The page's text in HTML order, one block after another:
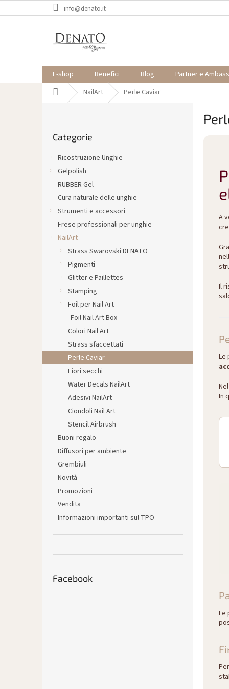
al
info@denato.it
E-shop Benefici Blog Partner e
Casa NailArt Perle Caviar
le
Categorie
Ricostruzione Unghie
Gelpolish
RUBBER Gel
Cura naturale delle unghie
Strumenti e accessori
Frese professionali per unghie
NailArt
Strass Swarovski DENATO
Pigmenti
Glitter e Paillettes
Stamping
Foil per Nail Art
Foil Nail Art Box
Colori Nail Art
Strass sfaccettati
Perle Caviar
Fiori secchi
Water Decals NailArt
Adesivi NailArt
Ciondoli Nail Art
Stencil Airbrush
Buoni regalo
Diffusori per ambiente
Grembiuli
Novità
Promozioni
Vendita
Informazioni importanti sul TPO
Facebook
A
Il
Le
In
Le